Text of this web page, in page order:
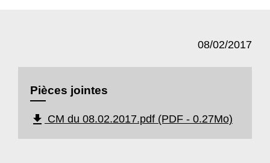
08/02/2017
Pièces jointes
file_download CM du 08.02.2017.pdf (PDF - 0.27Mo)